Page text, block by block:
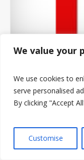
We value your
We use cookies to
serve personalised
By clicking "Accept
Customise
Virgin